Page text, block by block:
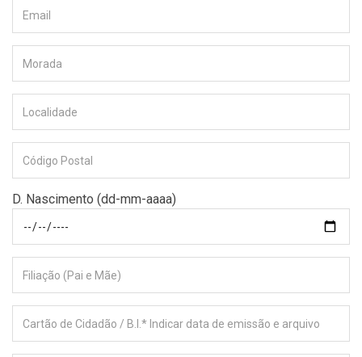
D. Nascimento (dd-mm-aaaa)